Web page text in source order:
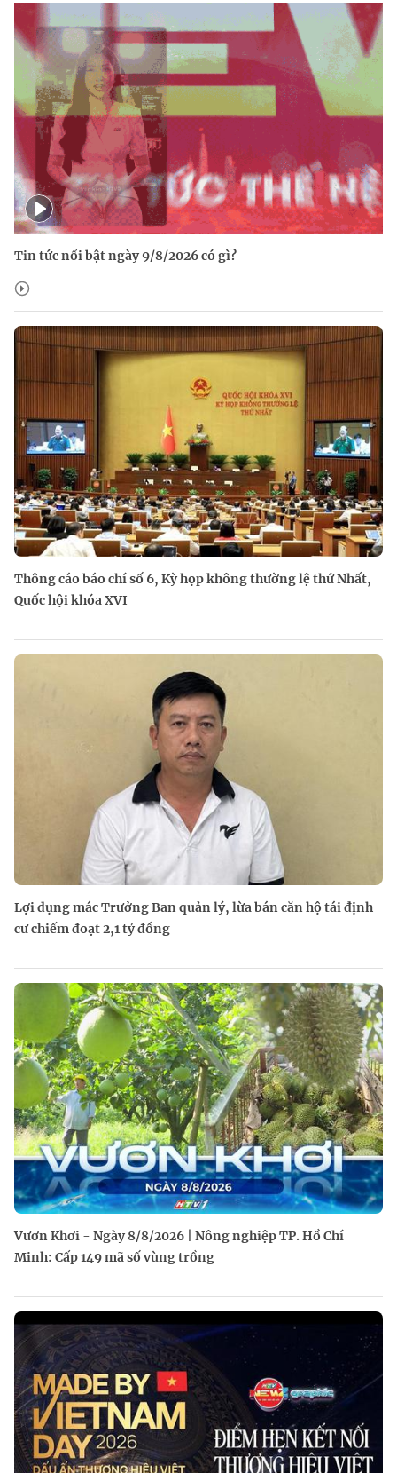
Tin tức nổi bật ngày 9/8/2026 có gì?
Thông cáo báo chí số 6, Kỳ họp không thường lệ thứ Nhất,
Quốc hội khóa XVI
Lợi dụng mác Trưởng Ban quản lý, lừa bán căn hộ tái định
cư chiếm đoạt 2,1 tỷ đồng
Vươn Khơi - Ngày 8/8/2026 | Nông nghiệp TP. Hồ Chí
Minh: Cấp 149 mã số vùng trồng